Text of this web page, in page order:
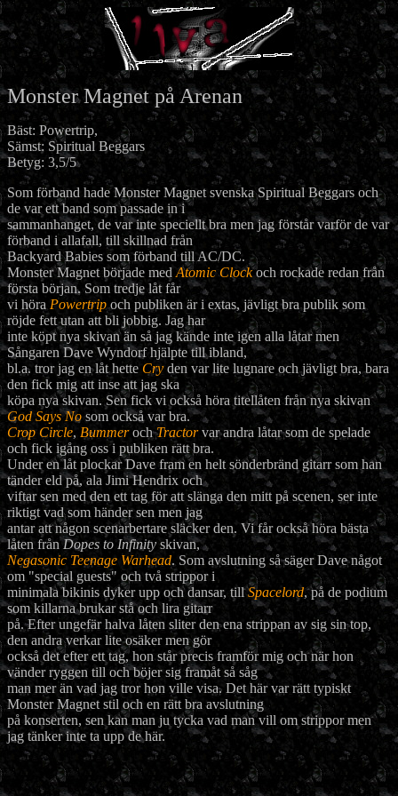
Monster Magnet på Arenan
Bäst: Powertrip,
Sämst: Spiritual Beggars
Betyg: 3,5/5
Som förband hade Monster Magnet svenska Spiritual Beggars och
de var ett band som passade in i
sammanhanget, de var inte speciellt bra men jag förstår varför de var
förband i allafall, till skillnad från
Backyard Babies som förband till AC/DC.
Monster Magnet började med Atomic Clockoch rockade redan från
första början. Som tredje låt får
vi höra Powertripoch publiken är i extas, jävligt bra publik som
röjde fett utan att bli jobbig. Jag har
inte köpt nya skivan än så jag kände inte igen alla låtar men
Sångaren Dave Wyndorf hjälpte till ibland,
bl.a. tror jag en låt hette Cryden var lite lugnare och jävligt bra, bara
den fick mig att inse att jag ska
köpa nya skivan. Sen fick vi också höra titellåten från nya skivan
God Says No som också var bra.
Crop Circle, BummerochTractorvar andra låtar som de spelade
och fick igång oss i publiken rätt bra.
Under en låt plockar Dave fram en helt sönderbränd gitarr som han
tänder eld på, ala Jimi Hendrix och
viftar sen med den ett tag för att slänga den mitt på scenen, ser inte
riktigt vad som händer sen men jag
antar att någon scenarbertare släcker den. Vi får också höra bästa
låten frånDopes to Infinity skivan,
Negasonic Teenage Warhead. Som avslutning så säger Dave något
om "special guests" och två strippor i
minimala bikinis dyker upp och dansar, tillSpacelord, på de podium
som killarna brukar stå och lira gitarr
på. Efter ungefär halva låten sliter den ena strippan av sig sin top,
den andra verkar lite osäker men gör
också det efter ett tag, hon står precis framför mig och när hon
vänder ryggen till och böjer sig framåt så såg
man mer än vad jag tror hon ville visa. Det här var rätt typiskt
Monster Magnet stil och en rätt bra avslutning
på konserten, sen kan man ju tycka vad man vill om strippor men
jag tänker inte ta upp de här.